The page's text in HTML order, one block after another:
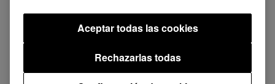
Verificación
-
DJM-S5
Verificación
-
Rechazarlas todas
Aceptar todas las cookies